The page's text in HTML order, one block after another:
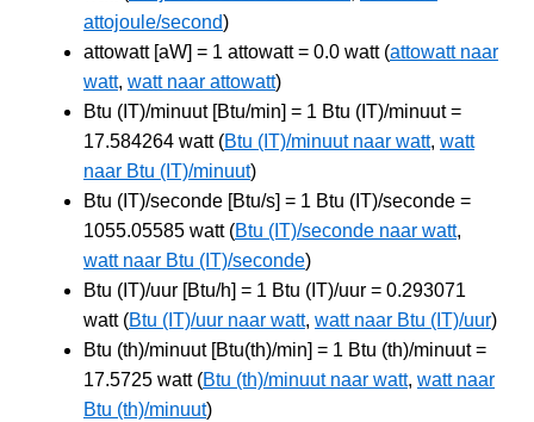
attojoule/second)
attowatt [aW] = 1 attowatt = 0.0 watt (attowatt naar
watt, watt naar attowatt)
Btu (IT)/minuut [Btu/min] = 1 Btu (IT)/minuut =
17.584264 watt (Btu (IT)/minuut naar watt, watt
naar Btu (IT)/minuut)
Btu (IT)/seconde [Btu/s] = 1 Btu (IT)/seconde =
1055.05585 watt (Btu (IT)/seconde naar watt,
watt naar Btu (IT)/seconde)
Btu (IT)/uur [Btu/h] = 1 Btu (IT)/uur = 0.293071
watt (Btu (IT)/uur naar watt, watt naar Btu (IT)/uur)
Btu (th)/minuut [Btu(th)/min] = 1 Btu (th)/minuut =
17.5725 watt (Btu (th)/minuut naar watt, watt naar
Btu (th)/minuut)